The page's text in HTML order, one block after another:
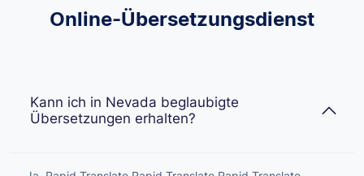
Online-Übersetzungsdienst
Kann ich in Nevada beglaubigte
Übersetzungen erhalten?